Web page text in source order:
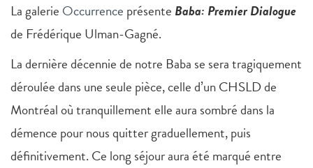
La galerie Occurrence présente Baba: Premier Dialogue
de Frédérique Ulman-Gagné.
La dernière décennie de notre Baba se sera tragiquement
déroulée dans une seule pièce, celle d’un CHSLD de
Montréal où tranquillement elle aura sombré dans la
démence pour nous quitter graduellement, puis
définitivement. Ce long séjour aura été marqué entre